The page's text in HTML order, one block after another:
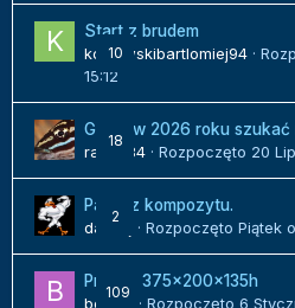
10
Start z brudem
kozlowskibartlomiej94 ·
15:12
18
Gdzie w 2026 roku szukać
radek84 · Rozpoczęto 20
2
Panel z kompozytu.
danielj
· Rozpoczęto Piątek
109
Projekt 375x200x135h
bojack
· Rozpoczęto 6